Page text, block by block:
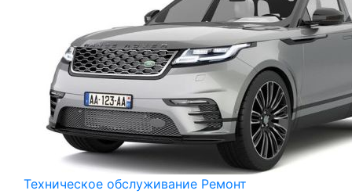
Техническое обслуживание Ремонт